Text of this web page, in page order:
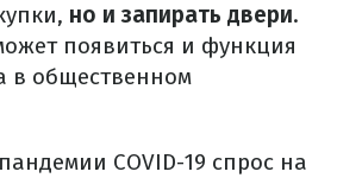
но и запирать двери.
появиться и функция
в общественном
COVID-19 спрос на